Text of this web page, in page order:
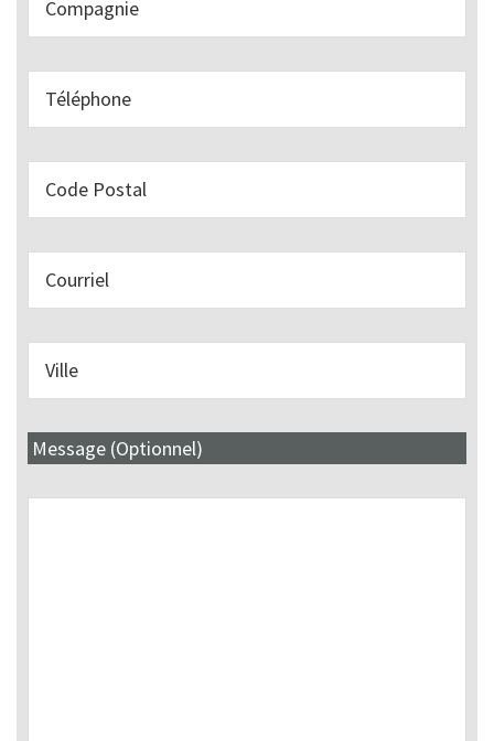
Message (Optionnel)